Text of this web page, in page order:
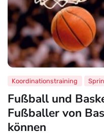
Fußball und
Fußballer von
können
Koordinationstraining